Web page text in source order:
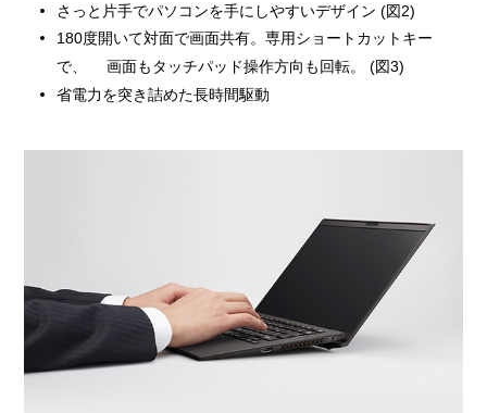
さっと片手でパソコンを手にしやすいデザイン (図2)
180度開いて対面で画面共有。専用ショートカットキー
で、 画面もタッチパッド操作方向も回転。 (図3)
省電力を突き詰めた長時間駆動